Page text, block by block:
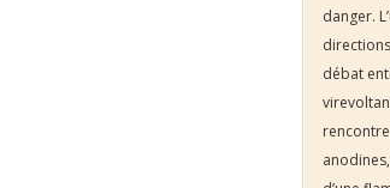
danger.
débat